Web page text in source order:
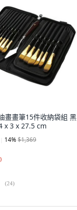
畫畫筆15件收納袋組 黑
x 3 x 27.5 cm
14%$1,369
)
(24)